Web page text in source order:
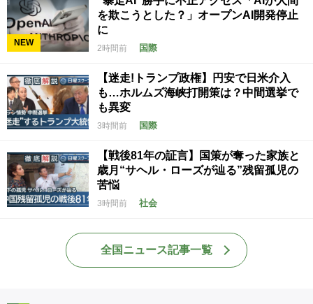
NEW
を欺こうとした？」オープンAI開発停止
に
2時間前 国際
【迷走!トランプ政権】円安で日米介入
も…ホルムズ海峡打開策は？中間選挙で
も異変
3時間前 国際
【戦後81年の証言】国策が奪った家族と
歳月“サヘル・ローズが辿る”残留孤児の
苦悩
3時間前 社会
全国ニュース記事一覧